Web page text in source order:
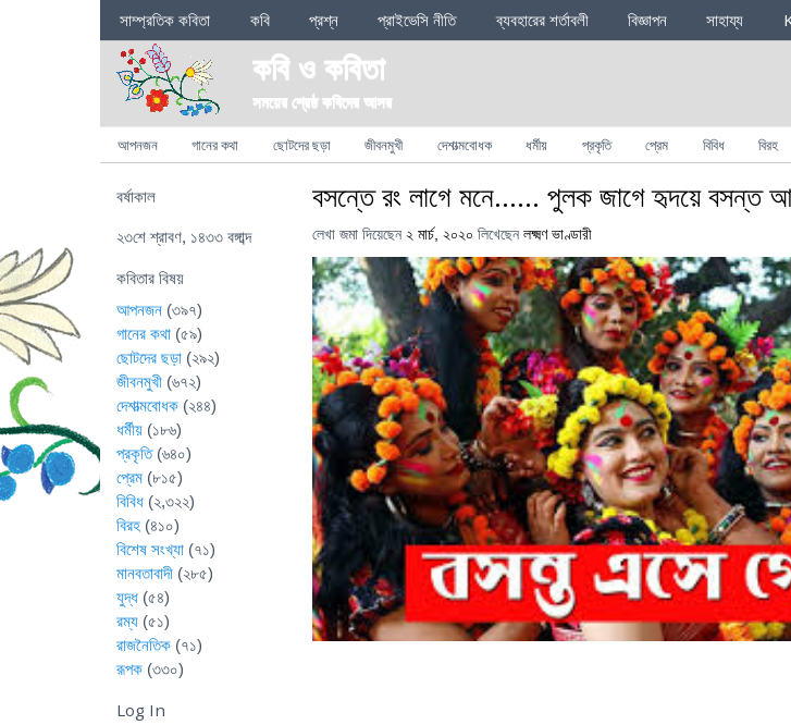
Sections
সাম্প্রতিক কবিতা কবি প্রশ্ন প্রাইভেসি নীতি ব্যবহারের শর্তাবলী বিজ্ঞাপন সাহায্য
কবি ও কবিতা
সময়ের শ্রেষ্ঠ কবিদের আসর
Categories
আপনজন গানের কথা ছোটদের ছড়া জীবনমুখী দেশাত্মবোধক ধর্মীয় প্রকৃতি প্রেম বিবিধ বিরহ
বসন্তে রং লাগে মনে…… পুলক জাগে হৃদয়ে বসন্ত
লেখা জমা দিয়েছেন ২ মার্চ, ২০২০ লিখেছেন লক্ষ্মণ ভাণ্ডারী
বর্ষাকাল
২৩শে শ্রাবণ, ১৪৩৩ বঙ্গাব্দ
কবিতার বিষয়
আপনজন (৩৯৭)
গানের কথা (৫৯)
ছোটদের ছড়া (২৯২)
জীবনমুখী (৬৭২)
দেশাত্মবোধক (২৪৪)
ধর্মীয় (১৮৬)
প্রকৃতি(৬৪০)
প্রেম (৮১৫)
বিবিধ (২,৩২২)
বিরহ (৪১০)
বিশেষ সংখ্যা (৭১)
মানবতাবাদী (২৮৫)
যুদ্ধ (৫৪)
রম্য (৫১)
রাজনৈতিক (৭১)
রূপক (৩৩০)
Log In